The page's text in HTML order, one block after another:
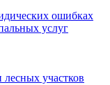
ошибках
услуг
участков